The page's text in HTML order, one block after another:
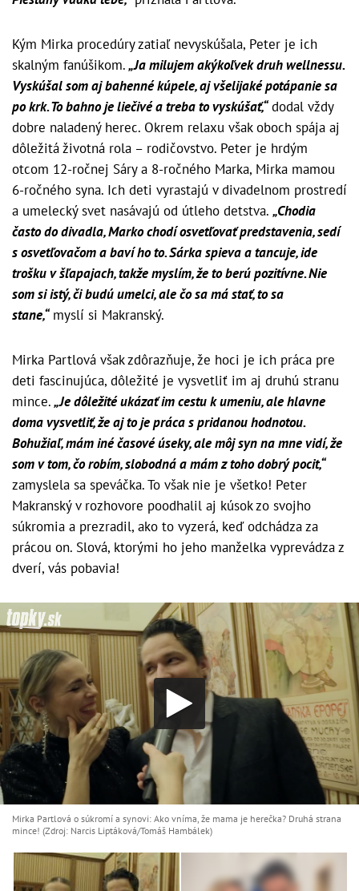
Kým Mirka procedúry zatiaľ nevyskúšala, Peter je ich
skalným fanúšikom.„Ja milujem akýkoľvek druh wellnessu.
Vyskúšal som aj bahenné kúpele, aj všelijaké potápanie sa
po krk. To bahno je liečivé a treba to vyskúšať,“dodal vždy
dobre naladený herec. Okrem relaxu však oboch spája aj
dôležitá životná rola – rodičovstvo. Peter je hrdým
otcom 12-ročnej Sáry a 8-ročného Marka, Mirka mamou
6-ročného syna. Ich deti vyrastajú v divadelnom prostredí
a umelecký svet nasávajú od útleho detstva. „Chodia
často do divadla, Marko chodí osvetľovať predstavenia, sedí
s osvetľovačom a baví ho to. Sárka spieva a tancuje, ide
trošku v šľapajach, takže myslím, že to berú pozitívne. Nie
som si istý, či budú umelci, ale čo sa má stať, to sa
stane,“myslí si Makranský.
Mirka Partlová však zdôrazňuje, že hoci je ich práca pre
deti fascinujúca, dôležité je vysvetliť im aj druhú stranu
mince.„Je dôležité ukázať im cestu k umeniu, ale hlavne
doma vysvetliť, že aj to je práca s pridanou hodnotou.
Bohužiaľ, mám iné časové úseky, ale môj syn na mne vidí, že
som v tom, čo robím, slobodná a mám z toho dobrý pocit,“
zamyslela sa speváčka. To však nie je všetko! Peter
Makranský v rozhovore poodhalil aj kúsok zo svojho
súkromia a prezradil, ako to vyzerá, keď odchádza za
prácou on. Slová, ktorými ho jeho manželka vyprevádza z
dverí, vás pobavia!
Mirka Partlová o súkromí a synovi: Ako vníma, že mama je herečka? Druhá strana
mince! (Zdroj: Narcis Liptáková/Tomáš Hambálek)